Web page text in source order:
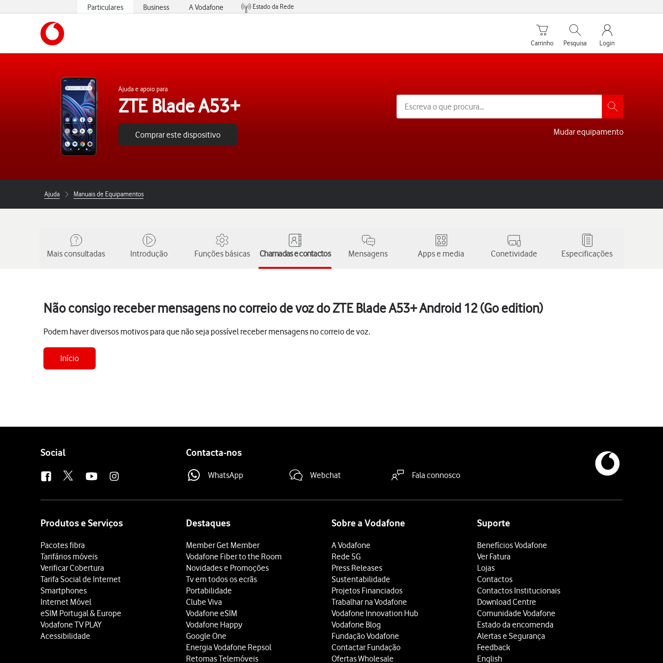
Particulares Business A Vodafone
Estado da Rede
Carrinho de compras
Carrinho
Pesquisar
Pesquisa
My Vodafone
Login
Ajuda e apoio para
ZTE Blade A53+
Comprar este dispositivo Mudar equipamento
Ajuda Manuais de Equipamentos
Mais consultadas Introdução Funções básicas Chamadas e contactos Mensagens Apps e media Conetividade Especificações
Não consigo receber mensagens no correio de voz do ZTE Blade A53+ Android 12 (Go edition)
Podem haver diversos motivos para que não seja possível receber mensagens no correio de voz.
Início
Follow
Social Contacta-nos
WhatsApp Webchat Fala connosco
Produtos e Serviços
Pacotes fibra
Tarifários móveis
Verificar Cobertura
Tarifa Social de Internet
Smartphones
Internet Móvel
eSIM Portugal & Europe
Vodafone TV PLAY
Acessibilidade
Destaques
Member Get Member
Vodafone Fiber to the Room
Novidades e Promoções
Tv em todos os ecrãs
Portabilidade
Clube Viva
Vodafone eSIM
Vodafone Happy
Google One
Energia Vodafone Repsol
Retomas Telemóveis
Sobre a Vodafone
A Vodafone
Rede 5G
Press Releases
Sustentabilidade
Projetos Financiados
Trabalhar na Vodafone
Vodafone Innovation Hub
Vodafone Blog
Fundação Vodafone
Contactar Fundação
Ofertas Wholesale
Suporte
Benefícios Vodafone
Ver Fatura
Lojas
Contactos
Contactos Institucionais
Download Centre
Comunidade Vodafone
Estado da encomenda
Alertas e Segurança
Feedback
English